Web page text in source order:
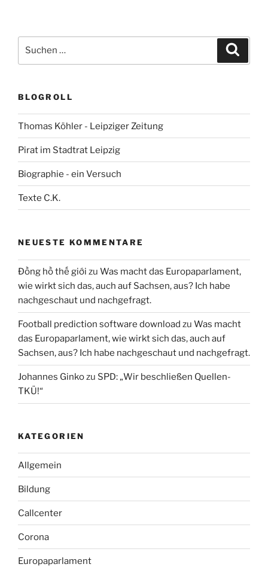
nach:
BLOGROLL
Thomas Köhler - Leipziger Zeitung
Pirat im Stadtrat Leipzig
Biographie - ein Versuch
Texte C.K.
NEUESTE KOMMENTARE
Đồng hồ thế giới zu Was macht das Europaparlament,
wie wirkt sich das, auch auf Sachsen, aus? Ich habe
nachgeschaut und nachgefragt.
Football prediction software download zu Was macht
das Europaparlament, wie wirkt sich das, auch auf
Sachsen, aus? Ich habe nachgeschaut und nachgefragt.
Johannes Ginkozu SPD: „Wir beschließen Quellen-
TKÜ!“
KATEGORIEN
Allgemein
Bildung
Callcenter
Corona
Europaparlament